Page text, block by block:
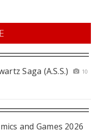
Saga (A.S.S.)
10
and Games 2026